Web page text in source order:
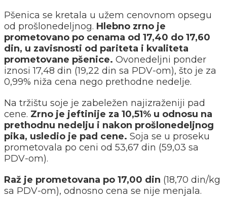
Pšenica se kretala u užem cenovnom opsegu
od prošlonedeljnog. Hlebno zrno je
prometovano po cenama od 17,40 do 17,60
din, u zavisnosti od pariteta i kvaliteta
prometovane pšenice. Ovonedeljni ponder
iznosi 17,48 din (19,22 din sa PDV-om), što je za
0,99% niža cena nego prethodne nedelje.
Na tržištu soje je zabeležen najizraženiji pad
cene. Zrno je jeftinije za 10,51% u odnosu na
prethodnu nedelju i nakon prošlonedeljnog
pika, usledio je pad cene. Soja se u proseku
prometovala po ceni od 53,67 din (59,03 sa
PDV-om).
Raž je prometovana po 17,00 din (18,70 din/kg
sa PDV-om), odnosno cena se nije menjala.